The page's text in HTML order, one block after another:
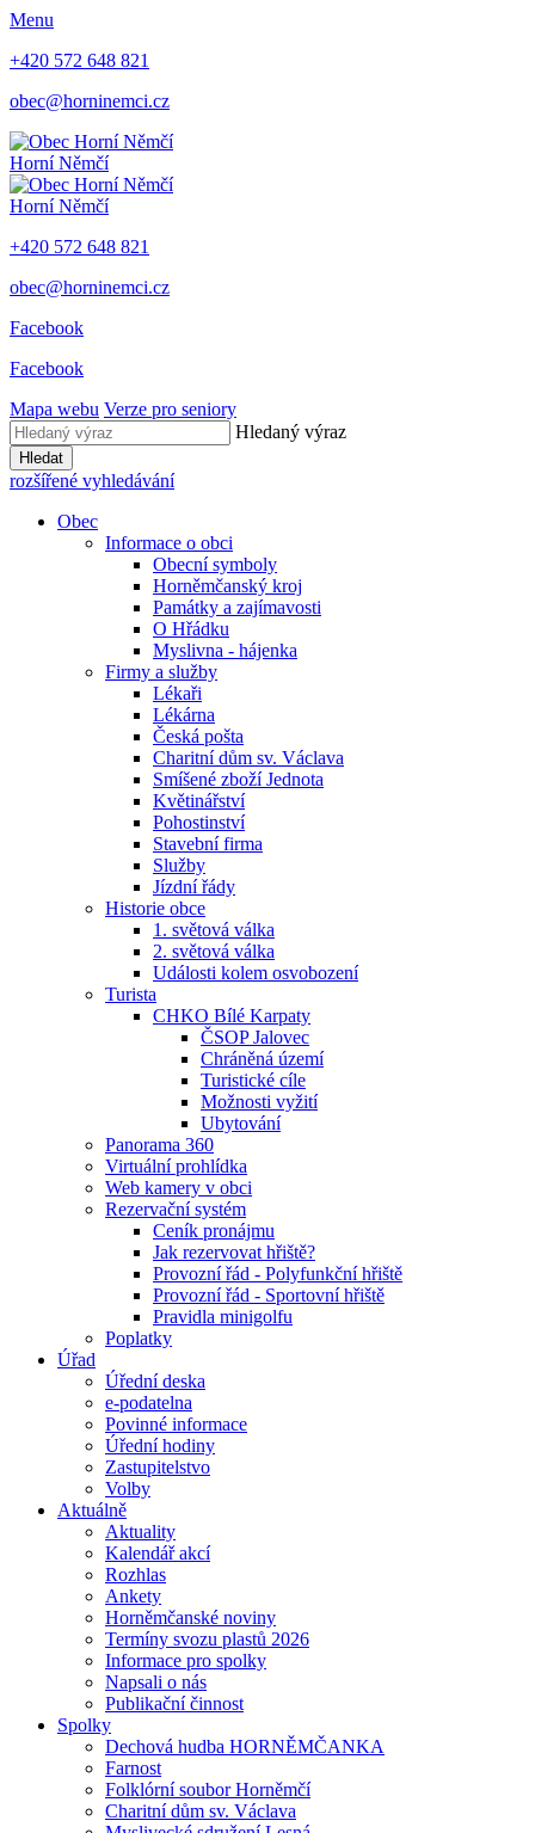
Menu
+420 572 648 821
obec@horninemci.cz
Horní Němčí
Horní Němčí
+420 572 648 821
obec@horninemci.cz
Facebook
Facebook
Mapa webu Verze pro seniory
Hledaný výraz
Hledat
rozšířené vyhledávání
Obec
Informace o obci
Obecní symboly
Horněmčanský kroj
Památky a zajímavosti
O Hřádku
Myslivna - hájenka
Firmy a služby
Lékaři
Lékárna
Česká pošta
Charitní dům sv. Václava
Smíšené zboží Jednota
Květinářství
Pohostinství
Stavební firma
Služby
Jízdní řády
Historie obce
1. světová válka
2. světová válka
Události kolem osvobození
Turista
CHKO Bílé Karpaty
ČSOP Jalovec
Chráněná území
Turistické cíle
Možnosti vyžití
Ubytování
Panorama 360
Virtuální prohlídka
Web kamery v obci
Rezervační systém
Ceník pronájmu
Jak rezervovat hřiště?
Provozní řád - Polyfunkční hřiště
Provozní řád - Sportovní hřiště
Pravidla minigolfu
Poplatky
Úřad
Úřední deska
e-podatelna
Povinné informace
Úřední hodiny
Zastupitelstvo
Volby
Aktuálně
Aktuality
Kalendář akcí
Rozhlas
Ankety
Horněmčanské noviny
Termíny svozu plastů 2026
Informace pro spolky
Napsali o nás
Publikační činnost
Spolky
Dechová hudba HORNĚMČANKA
Farnost
Folklórní soubor Horněmčí
Charitní dům sv. Václava